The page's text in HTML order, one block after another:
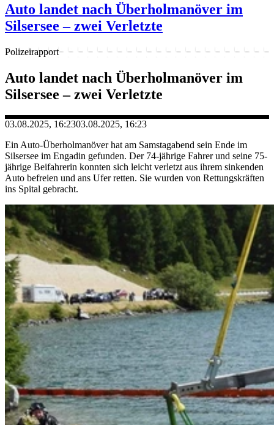
Auto landet nach Überholmanöver im
Silsersee – zwei Verletzte
Polizeirapport
Auto landet nach Überholmanöver im
Silsersee – zwei Verletzte
03.08.2025, 16:2303.08.2025, 16:23
Ein Auto-Überholmanöver hat am Samstagabend sein Ende im
Silsersee im Engadin gefunden. Der 74-jährige Fahrer und seine 75-
jährige Beifahrerin konnten sich leicht verletzt aus ihrem sinkenden
Auto befreien und ans Ufer retten. Sie wurden von Rettungskräften
ins Spital gebracht.